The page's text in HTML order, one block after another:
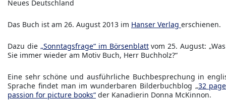
Neues Deutschland
Das Buch ist am 26. August 2013 im Hanser Verlag erschienen.
Dazu die „Sonntagsfrage“ im Börsenblattvom 25. August:
Sie immer wieder am Motiv Buch, Herr Buchholz?“
Eine sehr schöne und ausführliche Buchbesprechung in
Sprache findet man im wunderbaren Bilderbuchblog „32
passion for picture books“ der Kanadierin Donna McKinnon.